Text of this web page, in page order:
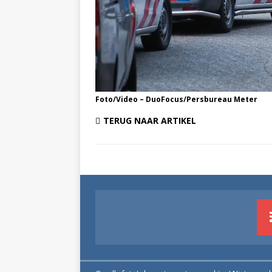
Foto/Video – DuoFocus/Persbureau Meter
TERUG NAAR ARTIKEL